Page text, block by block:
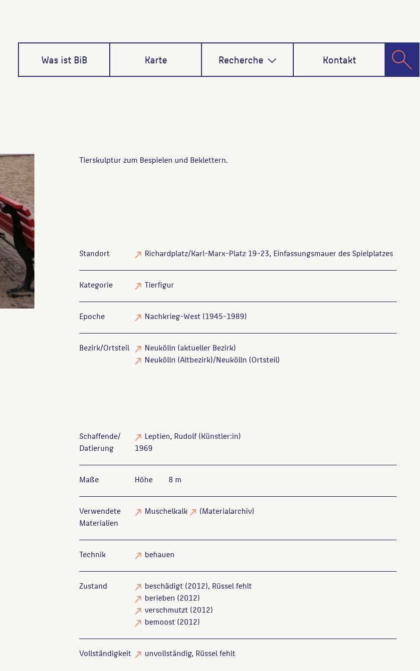
Was ist BiB Karte Recherche Kontakt
Tierskulptur zum Bespielen und Beklettern.
Standort Richardplatz/Karl-Marx-Platz 19-23, Einfassungsmauer des Spielplatzes
Kategorie Tierfigur
Epoche Nachkrieg-West (1945-1989)
Bezirk/Ortsteil
Neukölln (aktueller Bezirk)
Neukölln (Altbezirk)/Neukölln (Ortsteil)
Schaffende/
Datierung
Leptien, Rudolf(Künstler:in)
1969
Maße Höhe 8 m
Verwendete
Materialien
Muschelkalk (Materialarchiv)
Technik behauen
Zustand beschädigt (2012), Rüssel fehlt
berieben (2012)
verschmutzt (2012)
bemoost (2012)
Vollständigkeit unvollständig, Rüssel fehlt